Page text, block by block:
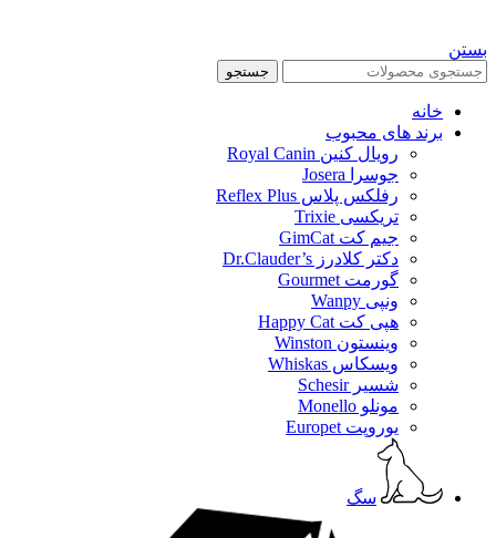
بستن
جستجو
خانه
برند های محبوب
رویال کنین Royal Canin
جوسرا Josera
رفلکس پلاس Reflex Plus
تریکسی Trixie
جیم کت GimCat
دکتر کلادرز Dr.Clauder’s
گورمت Gourmet
ونپی Wanpy
هپی کت Happy Cat
وینستون Winston
ویسکاس Whiskas
شسیر Schesir
مونلو Monello
یوروپت Europet
سگ